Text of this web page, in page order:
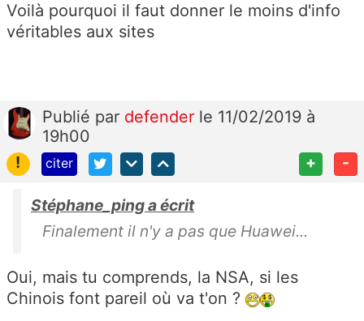
Voilà pourquoi il faut donner le moins d'info
véritables aux sites
Publié par defender le 11/02/2019 à
19h00
!
citer + -
Stéphane_ping a écrit
Finalement il n'y a pas que Huawei...
Oui, mais tu comprends, la NSA, si les
Chinois font pareil où va t'on ?